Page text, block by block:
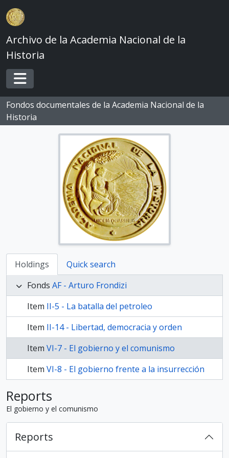
Skip to main content
Archivo de la Academia Nacional de la
Historia
Toggle navigation
Fondos documentales de la Academia Nacional de la
Historia
Holdings
Quick search
Fonds AF - Arturo Frondizi
Item II-5 - La batalla del petroleo
Item II-14 - Libertad, democracia y orden
Item VI-7 - El gobierno y el comunismo
Item VI-8 - El gobierno frente a la insurrección
Reports
El gobierno y el comunismo
Reports